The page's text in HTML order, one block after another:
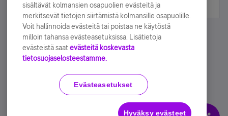
Käyttöehdot Accessibility statement
sisältävät kolmansien osapuolien evästeitä ja
merkitsevät tietojen siirtämistä kolmansille osapuolille.
Voit hallinnoida evästeitä tai poistaa ne käytöstä
milloin tahansa evästeasetuksissa. Lisätietoja
evästeistä saat evästeitä koskevasta
tietosuojaselosteestamme.
Evästeasetukset
Hyväksy evästeet